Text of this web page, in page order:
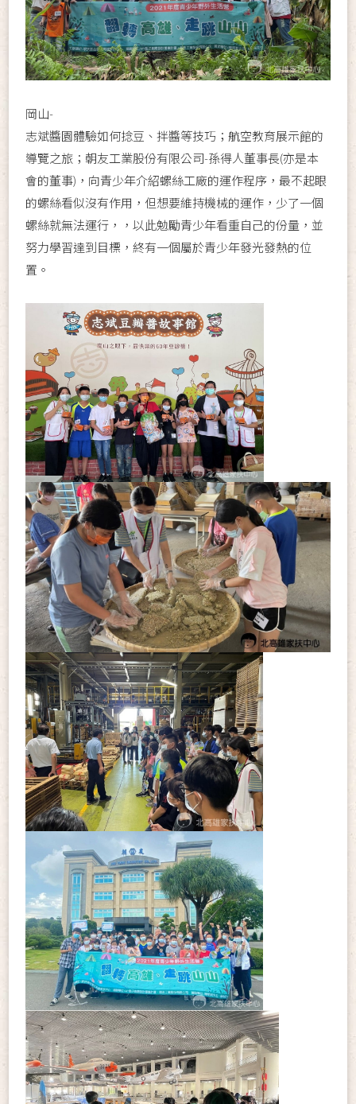
岡山-
志斌醬園體驗如何捻豆、拌醬等技巧；航空教育展示館的
導覽之旅；朝友工業股份有限公司-孫得人董事長(亦是本
會的董事)，向青少年介紹螺絲工廠的運作程序，最不起眼
的螺絲看似沒有作用，但想要維持機械的運作，少了一個
螺絲就無法運行，，以此勉勵青少年看重自己的份量，並
努力學習達到目標，終有一個屬於青少年發光發熱的位
置。